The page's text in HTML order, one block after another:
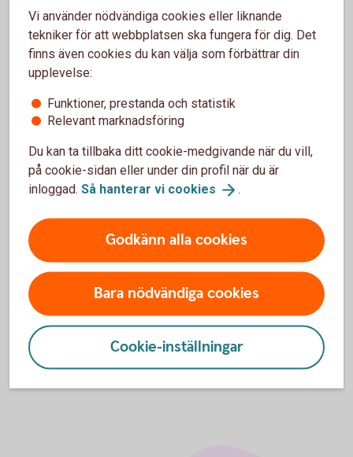
Vad händer efter godkänd
anmälan?
Efter godkänd ändringsanmälan får föreningen ett
bekräftelsebrev. Om föreningen har behov av att
ansluta ytterligare tjänster eller användare av
fullmaktshavare besöka ett av våra kontor för
uppdateringen.
förening ska båda fullmaktshavarna samtidigt
besöka kontoret.
Användare och behörigheter – Så kommer du
igång medinternetbanken
Vi använder nödvändiga cookies eller liknande
tekniker för att webbplatsen ska fungera för dig. Det
finns även cookies du kan välja som förbättrar din
upplevelse:
Funktioner, prestanda och statistik
Relevant marknadsföring
Du kan ta tillbaka ditt cookie-medgivande när du vill,
på cookie-sidan eller under din profil när du är
inloggad. Så hanterar vi cookies .
Godkänn alla cookies
Bara nödvändiga cookies
Cookie-inställningar